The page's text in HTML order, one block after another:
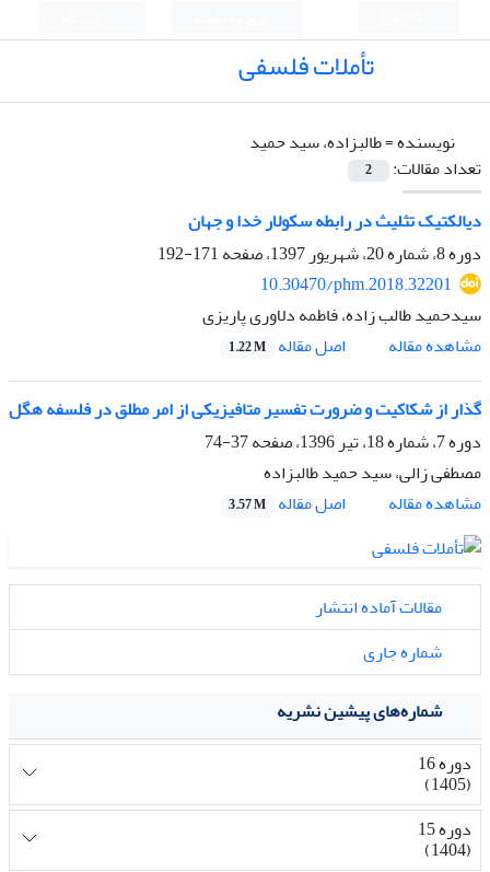
تأملات فلسفی
نویسنده =طالبزاده، سید حمید
تعداد مقالات:
2
دیالکتیک تثلیث در رابطه سکولار خدا و جهان
دوره 8، شماره 20، شهریور 1397، صفحه
171-192
10.30470/phm.2018.32201
سیدحمید طالب زاده، فاطمه دلاوری پاریزی
مشاهده مقاله
اصل مقاله 1.22 M
گذار از شکاکیت و ضرورت تفسیر متافیزیکی از امر مطلق در فلسفه هگل
دوره 7، شماره 18، تیر 1396، صفحه
37-74
مصطفی زالی، سید حمید طالبزاده
مشاهده مقاله
اصل مقاله 3.57 M
مقالات آماده انتشار
شماره جاری
شماره‌های پیشین نشریه
دوره 16
(1405)
دوره 15
(1404)